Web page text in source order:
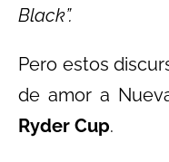
Black”.
Pero estos
de amor a
Ryder Cup.